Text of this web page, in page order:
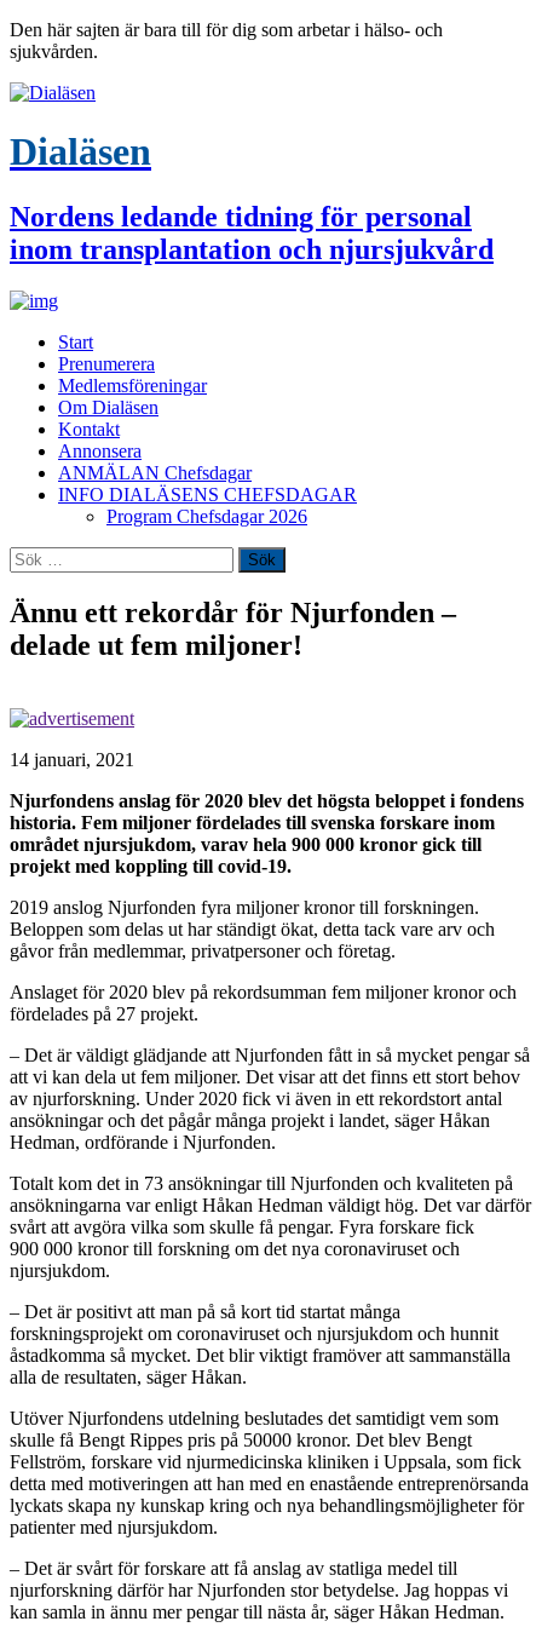
Den här sajten är bara till för dig som arbetar i hälso- och
sjukvården.
Dialäsen
Nordens ledande tidning för personal
inom transplantation och njursjukvård
Start
Prenumerera
Medlemsföreningar
Om Dialäsen
Kontakt
Annonsera
ANMÄLAN Chefsdagar
INFO DIALÄSENS CHEFSDAGAR
Program Chefsdagar 2026
Sök
efter:
Ännu ett rekordår för Njurfonden –
delade ut fem miljoner!
14 januari, 2021
Njurfondens anslag för 2020 blev det högsta beloppet i fondens
historia. Fem miljoner fördelades till svenska forskare inom
området njursjukdom, varav hela 900 000 kronor gick till
projekt med koppling till covid-19.
2019 anslog Njurfonden fyra miljoner kronor till forskningen.
Beloppen som delas ut har ständigt ökat, detta tack vare arv och
gåvor från medlemmar, privatpersoner och företag.
Anslaget för 2020 blev på rekordsumman fem miljoner kronor och
fördelades på 27 projekt.
– Det är väldigt glädjande att Njurfonden fått in så mycket pengar så
att vi kan dela ut fem miljoner. Det visar att det finns ett stort behov
av njurforskning. Under 2020 fick vi även in ett rekordstort antal
ansökningar och det pågår många projekt i landet, säger Håkan
Hedman, ordförande i Njurfonden.
Totalt kom det in 73 ansökningar till Njurfonden och kvaliteten på
ansökningarna var enligt Håkan Hedman väldigt hög. Det var därför
svårt att avgöra vilka som skulle få pengar. Fyra forskare fick
900 000 kronor till forskning om det nya coronaviruset och
njursjukdom.
– Det är positivt att man på så kort tid startat många
forskningsprojekt om coronaviruset och njursjukdom och hunnit
åstadkomma så mycket. Det blir viktigt framöver att sammanställa
alla de resultaten, säger Håkan.
Utöver Njurfondens utdelning beslutades det samtidigt vem som
skulle få Bengt Rippes pris på 50000 kronor. Det blev Bengt
Fellström, forskare vid njurmedicinska kliniken i Uppsala, som fick
detta med motiveringen att han med en enastående entreprenörsanda
lyckats skapa ny kunskap kring och nya behandlingsmöjligheter för
patienter med njursjukdom.
– Det är svårt för forskare att få anslag av statliga medel till
njurforskning därför har Njurfonden stor betydelse. Jag hoppas vi
kan samla in ännu mer pengar till nästa år, säger Håkan Hedman.